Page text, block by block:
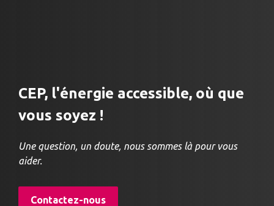
CEP, l'énergie accessible, où que
vous soyez !
Une question, un doute, nous sommes là pour vous
aider.
Contactez-nous